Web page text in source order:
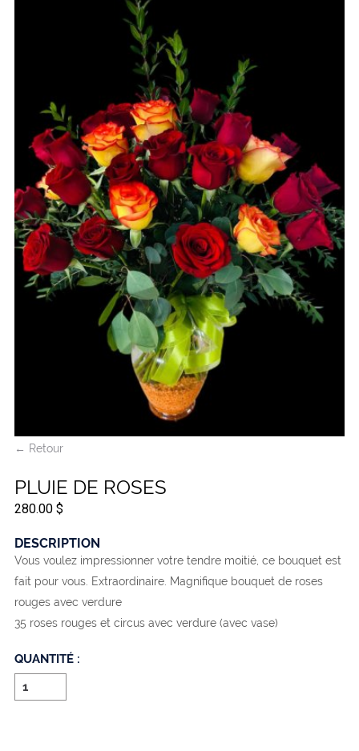
← Retour
PLUIE DE ROSES
280.00 $
DESCRIPTION
Vous voulez impressionner votre tendre moitié, ce bouquet est
fait pour vous. Extraordinaire. Magnifique bouquet de roses
rouges avec verdure
35 roses rouges et circus avec verdure (avec vase)
QUANTITÉ :